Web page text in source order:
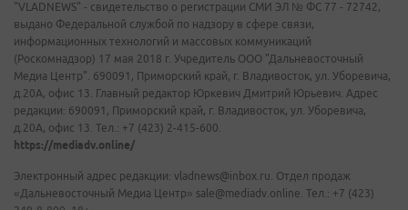
"VLADNEWS" - свидетельство о регистрации СМИ ЭЛ № ФС 77 - 72742,
выдано Федеральной службой по надзору в сфере связи,
информационных технологий и массовых коммуникаций
(Роскомнадзор) 17 мая 2018 г. Учредитель ООО "Дальневосточный
Медиа Центр". 690091, Приморский край, г. Владивосток, ул. Уборевича,
д.20А, офис 13. Главный редактор Юркевич Дмитрий Юрьевич. Адрес
редакции: 690091, Приморский край, г. Владивосток, ул. Уборевича,
д.20А, офис 13. Тел.: +7 (423) 2-415-600.
https://mediadv.online/
Электронный адрес редакции: vladnews@inbox.ru. Отдел продаж
«Дальневосточный Медиа Центр» sale@mediadv.online. Тел.: +7 (423)